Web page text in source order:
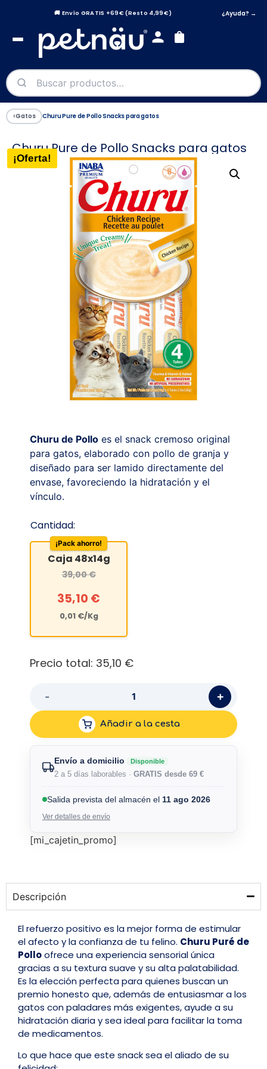
🚚 Envío GRATIS +69€ (Resto 4,99€) ¿Ayuda? →
‹Gatos Churu Pure de Pollo Snacks para gatos
Churu Pure de Pollo Snacks para gatos
¡Oferta!
Churu de Pollo es el snack cremoso original
para gatos, elaborado con pollo de granja y
diseñado para ser lamido directamente del
envase, favoreciendo la hidratación y el
vínculo.
Cantidad:
¡Pack ahorro!
Caja 48x14g
39,00€
35,10 €
0,01 €/Kg
Precio total: 35,10 €
- +
Añadir a la cesta
Envío a domicilio Disponible
2 a 5 días laborables · GRATIS desde 69 €
Salida prevista del almacén el 11 ago 2026
Ver detalles de envío
[mi_cajetin_promo]
Descripción
El refuerzo positivo es la mejor forma de estimular
el afecto y la confianza de tu felino. Churu Puré de
Polloofrece una experiencia sensorial única
gracias a su textura suave y su alta palatabilidad.
Es la elección perfecta para quienes buscan un
premio honesto que, además de entusiasmar a los
gatos con paladares más exigentes, ayude a su
hidratación diaria y sea ideal para facilitar la toma
de medicamentos.
Lo que hace que este snack sea el aliado de su